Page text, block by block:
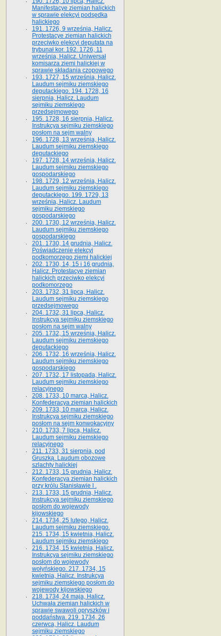
Manifestacye ziemian halickich
w sprawie elekcyi podsędka
halickiego
191. 1726, 9 września, Halicz.
Protestacye ziemian halickich
przeciwko elekcyi deputata na
trybunał kor. 192. 1726, 11
września, Halicz. Uniwersał
komisarza ziemi halickiej w
sprawie składania czopowego
193. 1727, 15 września, Halicz.
Laudum sejmiku ziemskiego
deputackiego. 194. 1728, 16
sierpnia, Halicz. Laudum
sejmiku ziemskiego
przedsejmowego
195. 1728, 16 sierpnia, Halicz.
Instrukcya sejmiku ziemskiego
posłom na sejm walny
196. 1728, 13 września, Halicz.
Laudum sejmiku ziemskiego
deputackiego
197. 1728, 14 września, Halicz.
Laudum sejmiku ziemskiego
gospodarskiego
198. 1729, 12 września, Halicz.
Laudum sejmiku ziemskiego
deputackiego. 199. 1729, 13
września, Halicz. Laudum
sejmiku ziemskiego
gospodarskiego
200. 1730, 12 września, Halicz.
Laudum sejmiku ziemskiego
gospodarskiego
201. 1730, 14 grudnia, Halicz.
Poświadczenie elekcyi
podkomorzego ziemi halickiej
202. 1730, 14, 15 i 16 grudnia,
Halicz. Protestacye ziemian
halickich przeciwko elekcyi
podkomorzego
203. 1732, 31 lipca, Halicz.
Laudum sejmiku ziemskiego
przedsejmowego
204. 1732, 31 lipca, Halicz.
Instrukcya sejmiku ziemskiego
posłom na sejm walny
205. 1732, 15 września, Halicz.
Laudum sejmiku ziemskiego
deputackiego
206. 1732, 16 września, Halicz.
Laudum sejmiku ziemskiego
gospodarskiego
207. 1732, 17 listopada, Halicz.
Laudum sejmiku ziemskiego
relacyjnego
208. 1733, 10 marca, Halicz.
Konfederacya ziemian halickich­
209. 1733, 10 marca, Halicz.
Instrukcya sejmiku ziemskiego
posłom na sejm konwokacyjny
210. 1733, 7 lipca, Halicz.
Laudum sejmiku ziemskiego
relacyjnego
211. 1733, 31 sierpnia, pod
Gruszką. Laudum obozowe
szlachty halickiej
212. 1733, 15 grudnia, Halicz.
Konfederacya ziemian halickich
przy królu Stanisławie I .
213. 1733, 15 grudnia, Halicz.
Instrukcya sejmiku ziemskiego
posłom do wojewody
kijowskiego
214. 1734, 25 lutego, Halicz.
Laudum sejmiku ziemskiego.
215. 1734, 15 kwietnia, Halicz.
Laudum sejmiku ziemskiego
216. 1734, 15 kwietnia, Halicz.
Instrukcya sejmiku ziemskiego
posłom do wojewody
wołyńskiego. 217. 1734, 15
kwietnia, Halicz. Instrukcya
sejmiku ziemskiego posłom do
wojewody kijowskiego
218. 1734, 24 maja, Halicz.
Uchwała ziemian halickich w
sprawie swawoli opryszków i
poddaństwa. 219. 1734, 26
czerwca, Halicz. Laudum
sejmiku ziemskiego